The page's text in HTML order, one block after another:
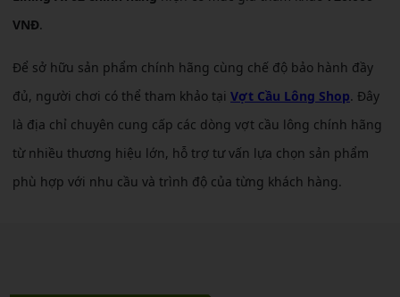
VNĐ.
Để sở hữu sản phẩm chính hãng cùng chế độ bảo hành đầy
đủ, người chơi có thể tham khảo tại Vợt Cầu Lông Shop. Đây
là địa chỉ chuyên cung cấp các dòng vợt cầu lông chính hãng
từ nhiều thương hiệu lớn, hỗ trợ tư vấn lựa chọn sản phẩm
phù hợp với nhu cầu và trình độ của từng khách hàng.